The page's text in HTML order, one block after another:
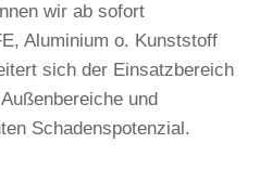
wir ab sofort
Aluminium o. Kunststoff
sich der Einsatzbereich
und
Schadenspotenzial.